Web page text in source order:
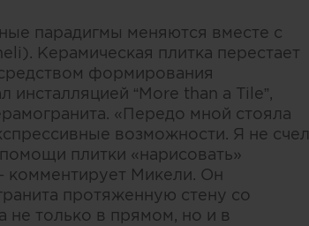
парадигмы меняются вместе с
Керамическая плитка перестает
формирования
“More than a Tile”,
«Передо мной стояла
возможности. Я не счел
плитки «нарисовать»
комментирует Микели. Он
протяженную стену со
только в прямом, но и в